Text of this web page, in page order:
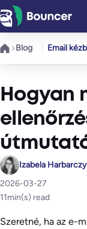
Ugrás
a
tartalomhoz
Blog Email
Hogyan
Izabela
2026-03-27
11min(s) read
Szeretné, ha az e-